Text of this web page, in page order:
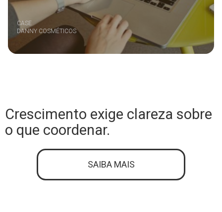
CASE
DANNY COSMÉTICOS
Crescimento exige clareza sobre
o que coordenar.
SAIBA MAIS